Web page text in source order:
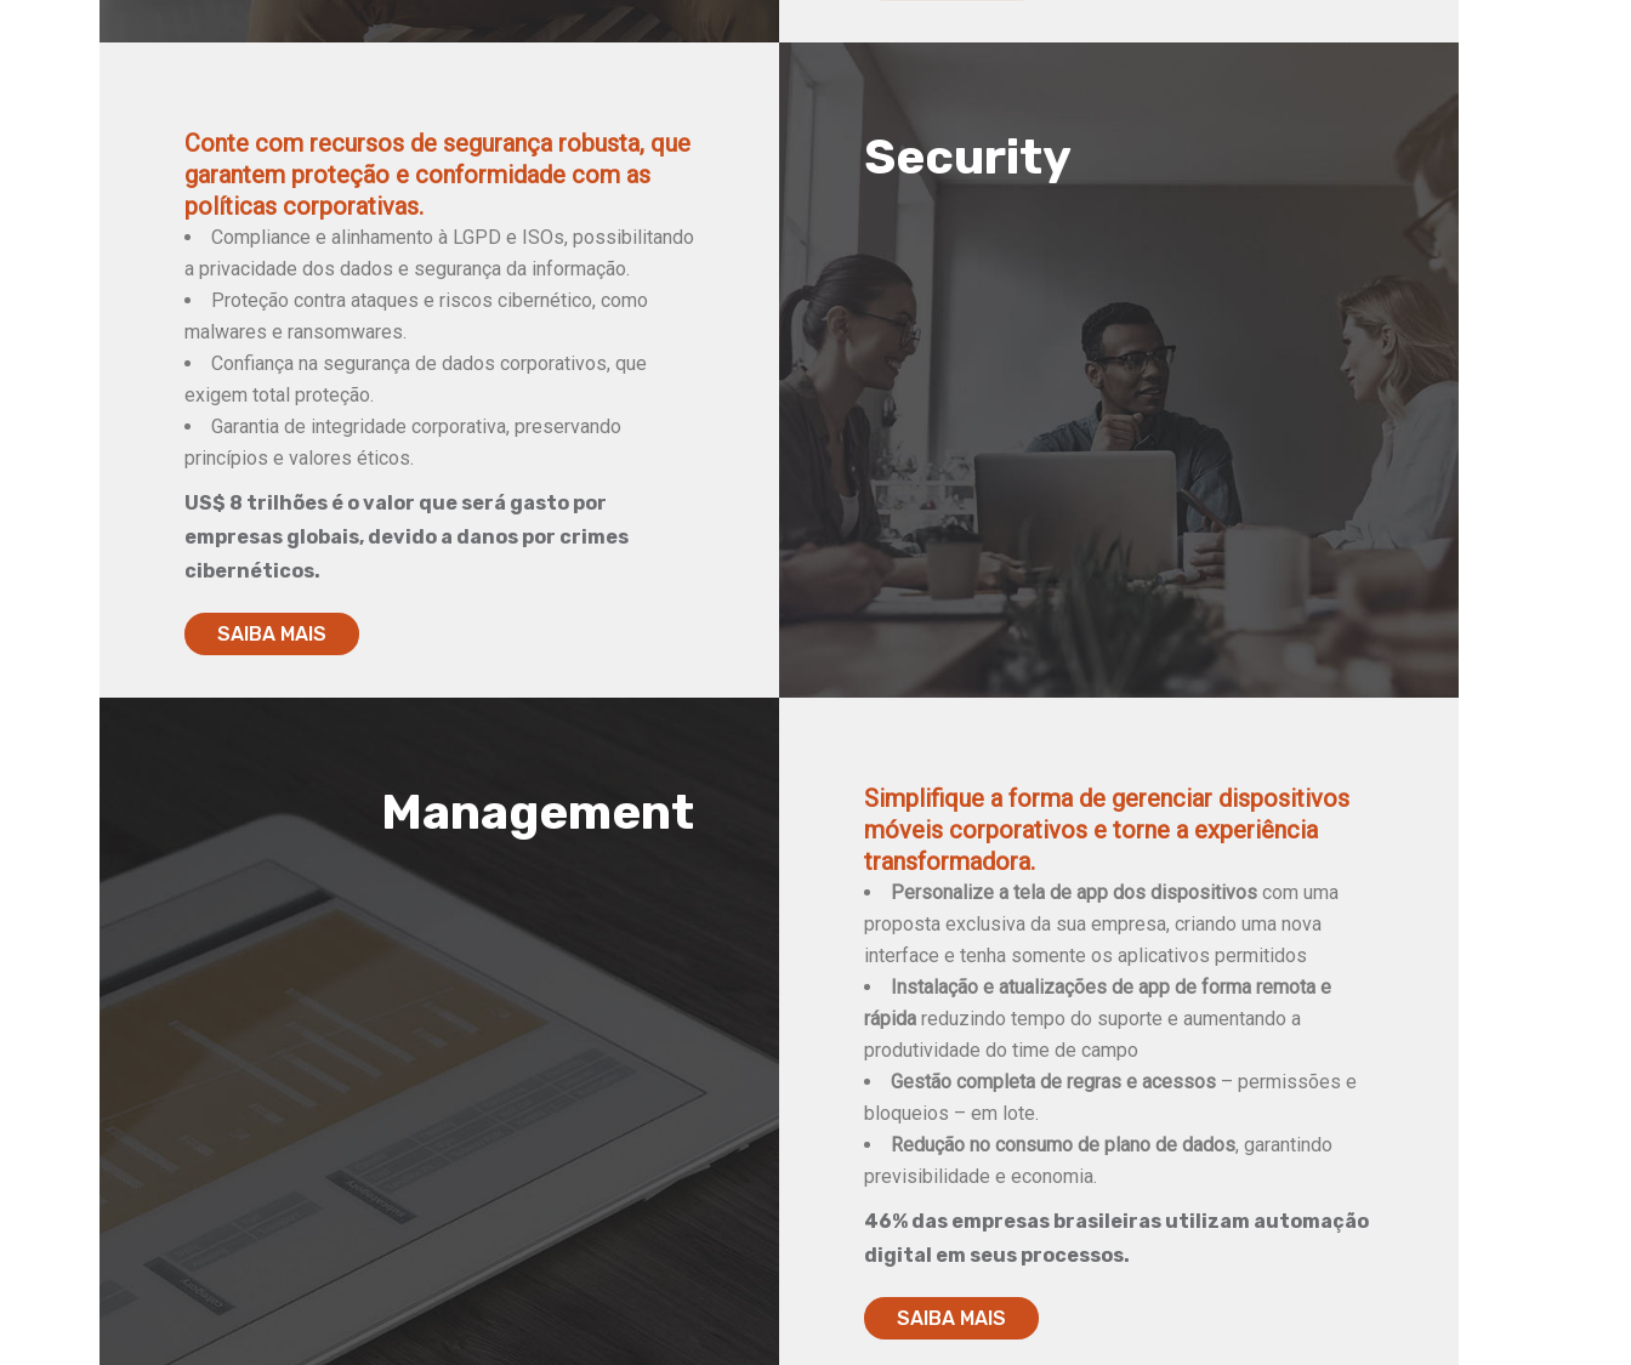
Conte com recursos de segurança robusta, que
garantem proteção e conformidade com as
políticas corporativas.
Compliance e alinhamento à LGPD e ISOs, possibilitando
a privacidade dos dados e segurança da informação.
Proteção contra ataques e riscos cibernético, como
malwares e ransomwares.
Confiança na segurança de dados corporativos, que
exigem total proteção.
Garantia de integridade corporativa, preservando
princípios e valores éticos.
US$ 8 trilhões é o valor que será gasto por
empresas globais, devido a danos por crimes
cibernéticos.
SAIBA MAIS
Security
Management
Simplifique a forma de gerenciar dispositivos
móveis corporativos e torne a experiência
transformadora.
Personalize a tela de app dos dispositivos com uma
proposta exclusiva da sua empresa, criando uma nova
interface e tenha somente os aplicativos permitidos
Instalação e atualizações de app de forma remota e
rápida reduzindo tempo do suporte e aumentando a
produtividade do time de campo
Gestão completa de regras e acessos – permissões e
bloqueios – em lote.
Redução no consumo de plano de dados, garantindo
previsibilidade e economia.
46% das empresas brasileiras utilizam automação
digital em seus processos.
SAIBA MAIS